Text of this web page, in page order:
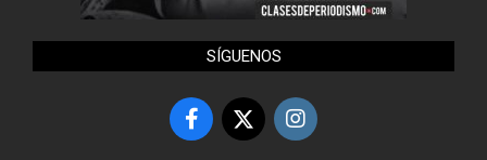
SÍGUENOS